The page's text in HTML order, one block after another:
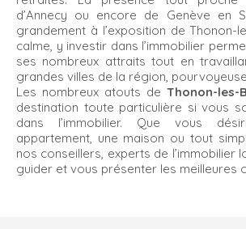
d’Annecy ou encore de Genève en
grandement à l’exposition de Thonon-
calme, y investir dans l’immobilier
ses nombreux attraits tout en
grandes villes de la région,
Les nombreux atouts de Thonon-les-
destination toute particulière si vous
dans l’immobilier. Que vous
appartement, une maison ou tout
nos conseillers, experts de l’immobilier
guider et vous présenter les meilleures